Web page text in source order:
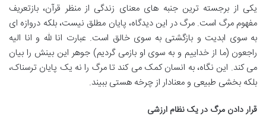
یکی از برجسته ترین جنبه های معنای زندگی از منظر قرآن، بازتعریف
مفهوم مرگ است. مرگ در این دیدگاه، پایان مطلق نیست، بلکه دروازه ای
به سوی ابدیت و بازگشتی به سوی خالق است. عبارت انا لله و انا الیه
راجعون (ما از خداییم و به سوی او بازمی گردیم) جوهر این بینش را بیان
می کند. این نگاه، به انسان کمک می کند تا مرگ را نه یک پایان ترسناک،
بلکه بخشی طبیعی و معنادار از چرخه هستی ببیند.
قرار دادن مرگ در یک نظام ارزشی